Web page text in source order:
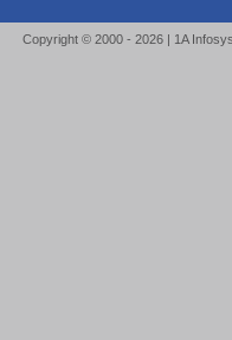
Copyright © 2000 - 2026 | 1A